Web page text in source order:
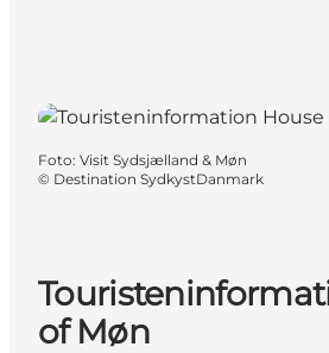
Foto: Visit Sydsjælland & Møn
© Destination SydkystDanmark
of Møn